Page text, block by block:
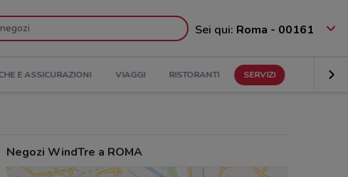
Sei qui: Roma - 00161
E ASSICURAZIONI VIAGGI RISTORANTI SERVIZI
Negozi WindTre a ROMA